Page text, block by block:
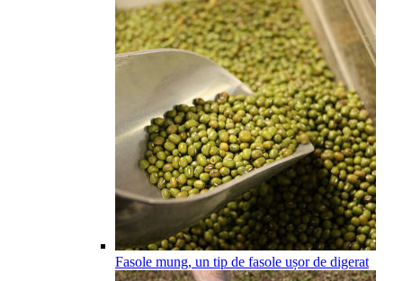
Fasole mung, un tip de fasole ușor de digerat